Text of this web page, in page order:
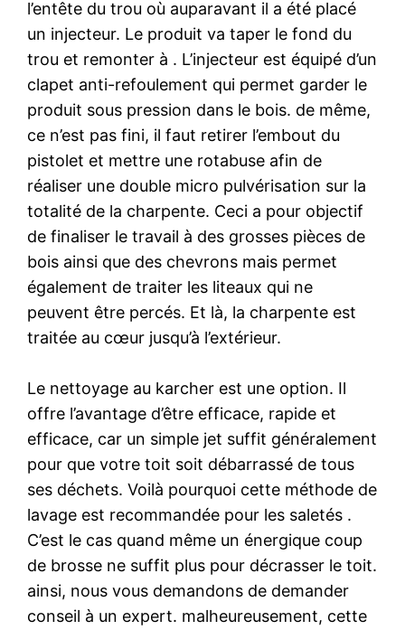
l’entête du trou où auparavant il a été placé
un injecteur. Le produit va taper le fond du
trou et remonter à . L’injecteur est équipé d’un
clapet anti-refoulement qui permet garder le
produit sous pression dans le bois. de même,
ce n’est pas fini, il faut retirer l’embout du
pistolet et mettre une rotabuse afin de
réaliser une double micro pulvérisation sur la
totalité de la charpente. Ceci a pour objectif
de finaliser le travail à des grosses pièces de
bois ainsi que des chevrons mais permet
également de traiter les liteaux qui ne
peuvent être percés. Et là, la charpente est
traitée au cœur jusqu’à l’extérieur.
Le nettoyage au karcher est une option. Il
offre l’avantage d’être efficace, rapide et
efficace, car un simple jet suffit généralement
pour que votre toit soit débarrassé de tous
ses déchets. Voilà pourquoi cette méthode de
lavage est recommandée pour les saletés .
C’est le cas quand même un énergique coup
de brosse ne suffit plus pour décrasser le toit.
ainsi, nous vous demandons de demander
conseil à un expert. malheureusement, cette